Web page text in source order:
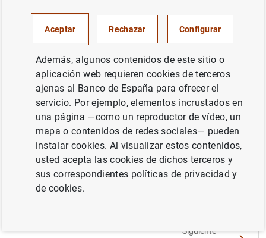
SITUACIÓN ECONÓMICA
ESPAÑA
Avance de la balanza de pagos del mes de
octubre y balanza de pagos y posición de
inversión internacional del tercer trimestre
de 2016 (265
KB
Siguiente
Aceptar Rechazar Configurar
Además, algunos contenidos de este sitio o
aplicación web requieren cookies de terceros
ajenas al Banco de España para ofrecer el
servicio. Por ejemplo, elementos incrustados en
una página —como un reproductor de vídeo, un
mapa o contenidos de redes sociales— pueden
instalar cookies. Al visualizar estos contenidos,
usted acepta las cookies de dichos terceros y
sus correspondientes políticas de privacidad y
de cookies.